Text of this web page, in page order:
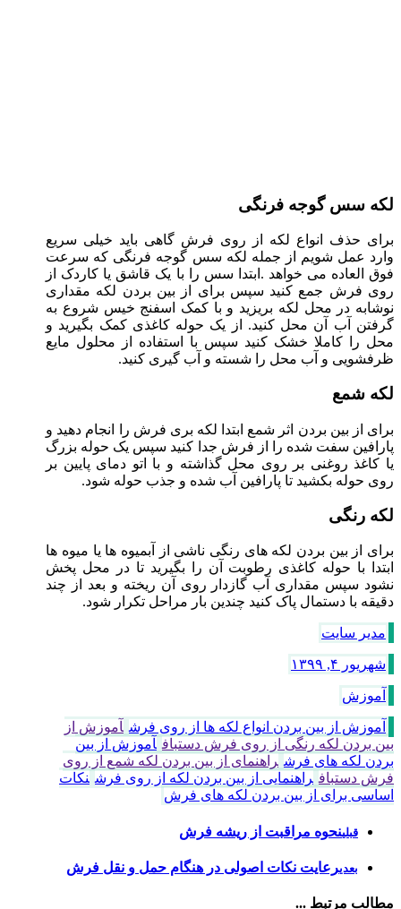
لکه سس گوجه فرنگی
برای حذف انواع لکه از روی فرش گاهی باید خیلی سریع
وارد عمل شویم از جمله لکه سس گوجه فرنگی که سرعت
فوق العاده می خواهد .ابتدا سس را با یک قاشق یا کاردک از
روی فرش جمع کنید سپس برای از بین بردن لکه مقداری
نوشابه در محل لکه بریزید و با کمک اسفنج خیس شروع به
گرفتن آب آن محل کنید. از یک حوله کاغذی کمک بگیرید و
محل را کاملا خشک کنید سپس با استفاده از محلول مایع
ظرفشویی و آب محل را شسته و آب گیری کنید.
لکه شمع
برای از بین بردن اثر شمع ابتدا لکه بری فرش را انجام دهید و
پارافین سفت شده را از فرش جدا کنید سپس یک حوله بزرگ
یا کاغذ روغنی بر روی محل گذاشته و با اتو دمای پایین بر
روی حوله بکشید تا پارافین آب شده و جذب حوله شود.
لکه‌ رنگی
برای از بین بردن لکه های رنگی ناشی از آبمیوه ها یا میوه ها
ابتدا با حوله کاغذی رطوبت آن را بگیرید تا در محل پخش
نشود سپس مقداری آب گازدار روی آن ریخته و بعد از چند
دقیقه با دستمال پاک کنید چندین بار مراحل تکرار شود.
مدیر سایت
شهریور ۴, ۱۳۹۹
آموزش
آموزش از بین بردن انواع لکه ها از روی فرش آموزش از
بین بردن لکه‌ رنگی از روی فرش دستباف آموزش از بین
بردن لکه های فرش راهنمای از بین بردن لکه‌ شمع از روی
فرش دستباف راهنمایی از بین بردن لکه از روی فرش نکات
اساسی برای از بین بردن لکه های فرش
قبلینحوه مراقبت از ریشه فرش
بعدیرعایت نکات اصولی در هنگام حمل و نقل فرش
مطالب مرتبط ...